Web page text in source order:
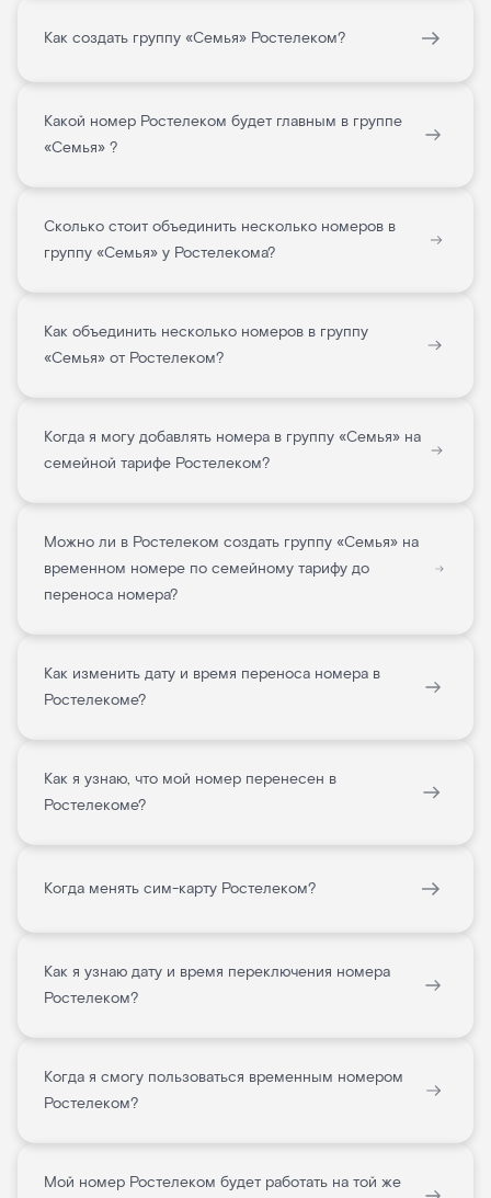
Как создать группу «Семья» Ростелеком?
Какой номер Ростелеком будет главным в группе
«Семья» ?
Сколько стоит объединить несколько номеров в
группу «Семья» у Ростелекома?
Как объединить несколько номеров в группу
«Семья» от Ростелеком?
Когда я могу добавлять номера в группу «Семья» на
семейной тарифе Ростелеком?
Можно ли в Ростелеком создать группу «Семья» на
временном номере по семейному тарифу до
переноса номера?
Как изменить дату и время переноса номера в
Ростелекоме?
Как я узнаю, что мой номер перенесен в
Ростелекоме?
Когда менять сим-карту Ростелеком?
Как я узнаю дату и время переключения номера
Ростелеком?
Когда я смогу пользоваться временным номером
Ростелеком?
Мой номер Ростелеком будет работать на той же